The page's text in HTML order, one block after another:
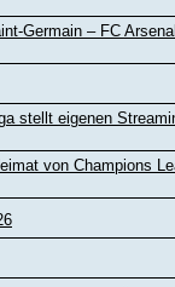
Germain – FC
stellt eigenen
von Champions